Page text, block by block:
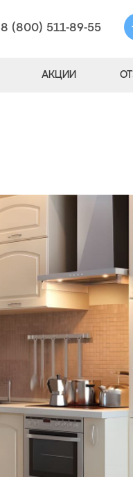
8 (800) 511-89-55
АКЦИИ